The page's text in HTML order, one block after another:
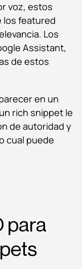
voz, estos
los featured
Los
Assistant,
de estos
en un
rich snippet le
de autoridad y
cual puede
para